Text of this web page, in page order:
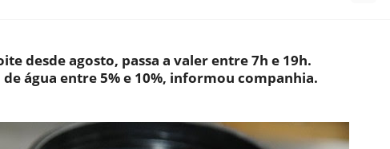
desde agosto, passa a valer entre 7h e 19h.
água entre 5% e 10%, informou companhia.